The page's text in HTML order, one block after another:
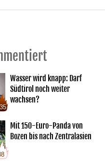
Wasser wird knapp: Darf
Südtirol noch weiter
wachsen?
Mit 150-Euro-Panda von
Bozen bis nach Zentralasien